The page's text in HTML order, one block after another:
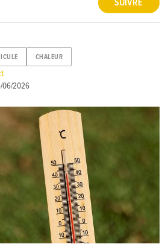
SUIVRE
CHALEUR
06/2026